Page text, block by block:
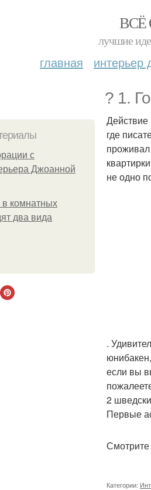
ВСЁ
лучшие
главная интерьер
? 1.
с
Джоанной
комнатных
два вида
Действие
где
не одно
.
если вы
2
Первые
Смотрите
Категории: